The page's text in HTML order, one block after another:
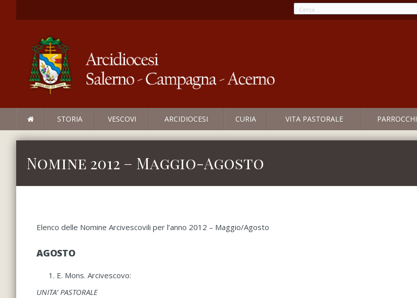
STORIA VESCOVI ARCIDIOCESI CURIA VITA PASTORALE
Nomine 2012 – Maggio-Agosto
Elenco delle Nomine Arcivescovili per l’anno 2012 – Maggio/Agosto
AGOSTO
E. Mons. Arcivescovo:
UNITA’ PASTORALE